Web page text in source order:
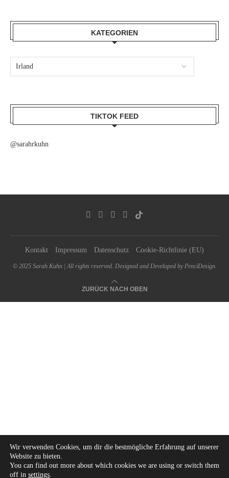
KATEGORIEN
TIKTOK FEED
@sarahrkuhn
Kontakt Impressum Datenschutz Cookie-Richtlinie (EU)
© 2025 Sarah Kuhn | All rights reserved. Designed and Developed by PenciDesign.
ZURÜCK NACH OBEN
Wir verwenden Cookies, um dir die bestmögliche Erfahrung auf unserer
Website zu bieten.
You can find out more about which cookies we are using or switch them
off in settings.